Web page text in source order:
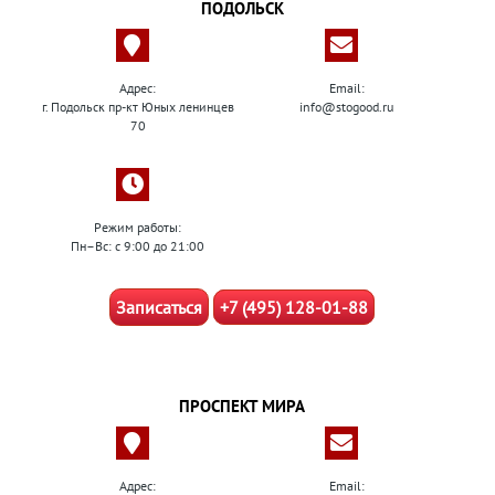
ПОДОЛЬСК
Адрес:
г. Подольск пр-кт Юных ленинцев
70
Email:
info@stogood.ru
Режим работы:
Пн–Вс: с 9:00 до 21:00
Записаться +7 (495) 128-01-88
ПРОСПЕКТ МИРА
Адрес:
Email: